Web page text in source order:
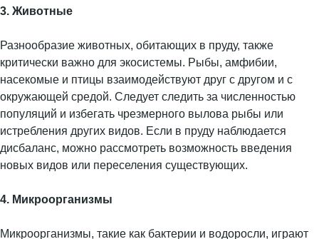
3. Животные
Разнообразие животных, обитающих в пруду, также
критически важно для экосистемы. Рыбы, амфибии,
насекомые и птицы взаимодействуют друг с другом и с
окружающей средой. Следует следить за численностью
популяций и избегать чрезмерного вылова рыбы или
истребления других видов. Если в пруду наблюдается
дисбаланс, можно рассмотреть возможность введения
новых видов или переселения существующих.
4. Микроорганизмы
Микроорганизмы, такие как бактерии и водоросли, играют